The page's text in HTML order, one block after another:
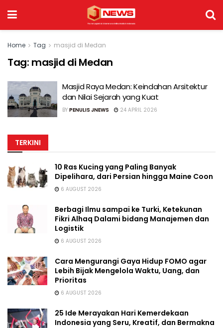
Home Tag masjid di Medan
Tag: masjid di Medan
Masjid Raya Medan: Keindahan Arsitektur
dan Nilai Sejarah yang Kuat
BY PENULIS JNEWS 24 APRIL 2026
TERKINI
10 Ras Kucing yang Paling Banyak
Dipelihara, dari Persian hingga Maine Coon
6 AUGUST 2026
Berbagi Ilmu sampai ke Turki, Ketekunan
Fikri Alhaq Dalami bidang Manajemen dan
Logistik
6 AUGUST 2026
Cara Mengurangi Gaya Hidup FOMO agar
Lebih Bijak Mengelola Waktu, Uang, dan
Prioritas
6 AUGUST 2026
25 Ide Merayakan Hari Kemerdekaan
Indonesia yang Seru, Kreatif, dan Bermakna